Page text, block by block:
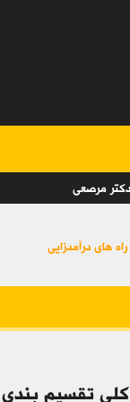
مرصعی
راه های درآمدزایی
تقسیم